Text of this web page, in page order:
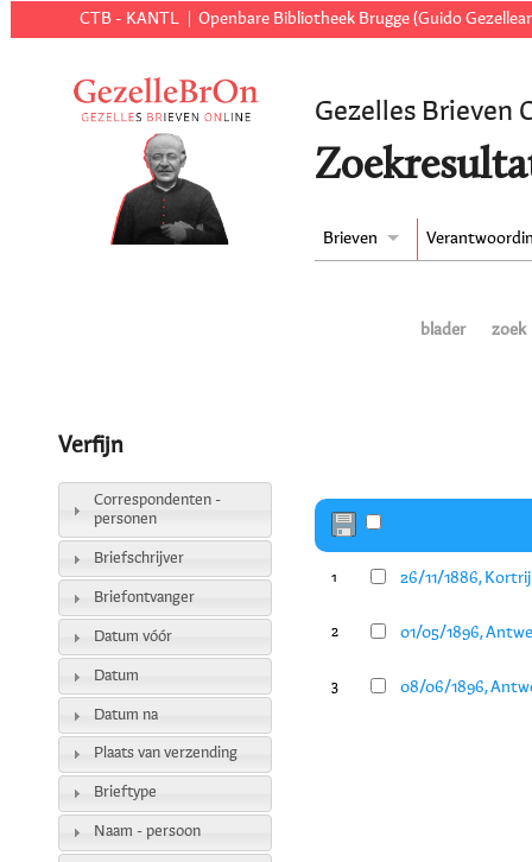
CTB - KANTL Openbare Bibliotheek Brugge (Guido
Gezelles Brieven
Brieven
blader zoek
1 26/11/1886,
2 01/05/1896,
3 08/06/1896,
Verfijn
Correspondenten -
personen
Briefschrijver
Briefontvanger
Datum vóór
Datum
Datum na
Plaats van verzending
Brieftype
Naam - persoon